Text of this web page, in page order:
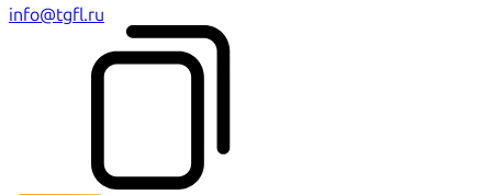
info@tgfl.ru